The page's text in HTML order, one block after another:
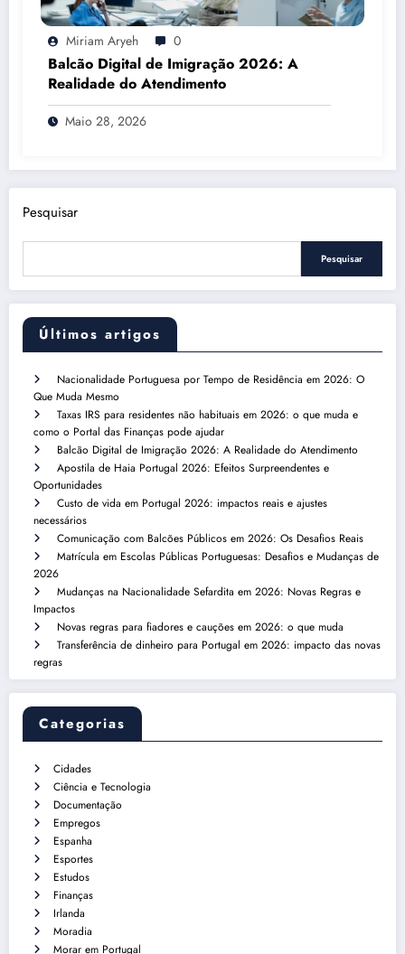
Miriam Aryeh 0
Balcão Digital de Imigração 2026: A
Realidade do Atendimento
Maio 28, 2026
Pesquisar
Pesquisar
Últimos artigos
Nacionalidade Portuguesa por Tempo de Residência em 2026: O
Que Muda Mesmo
Taxas IRS para residentes não habituais em 2026: o que muda e
como o Portal das Finanças pode ajudar
Balcão Digital de Imigração 2026: A Realidade do Atendimento
Apostila de Haia Portugal 2026: Efeitos Surpreendentes e
Oportunidades
Custo de vida em Portugal 2026: impactos reais e ajustes
necessários
Comunicação com Balcões Públicos em 2026: Os Desafios Reais
Matrícula em Escolas Públicas Portuguesas: Desafios e Mudanças de
2026
Mudanças na Nacionalidade Sefardita em 2026: Novas Regras e
Impactos
Novas regras para fiadores e cauções em 2026: o que muda
Transferência de dinheiro para Portugal em 2026: impacto das novas
regras
Categorias
Cidades
Ciência e Tecnologia
Documentação
Empregos
Espanha
Esportes
Estudos
Finanças
Irlanda
Moradia
Morar em Portugal